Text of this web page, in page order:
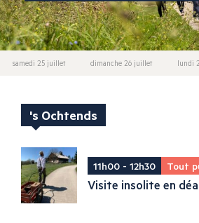
samedi 25 juillet dimanche 26 juillet lundi
's Ochtends
11h00 - 12h30 Tout
Visite insolite en